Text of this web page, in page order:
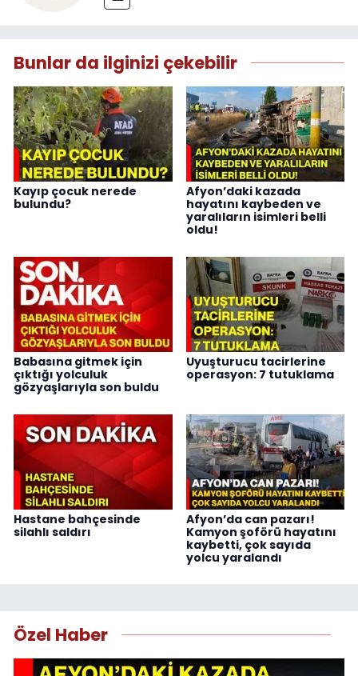
Bunlar da ilginizi çekebilir
Kayıp çocuk nerede
bulundu?
Afyon’daki kazada
hayatını kaybeden ve
yaralıların isimleri belli
oldu!
Babasına gitmek için
çıktığı yolculuk
gözyaşlarıyla son buldu
Uyuşturucu tacirlerine
operasyon: 7 tutuklama
Hastane bahçesinde
silahlı saldırı
Afyon’da can pazarı!
Kamyon şoförü hayatını
kaybetti, çok sayıda
yolcu yaralandı
Özel Haber